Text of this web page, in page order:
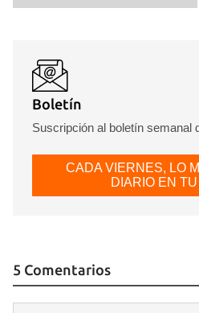
Boletín
Suscripción al boletín semanal
CADA VIERNES, LO
DIARIO EN
5 Comentarios